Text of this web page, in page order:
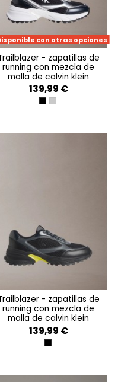
STUNNING O
con otras opciones
de
running con mezcla de
malla de calvin klein
139,99 €
BLACK/SILVER
SILVER/BLACK/
CHERR
de
running con mezcla de
malla de calvin klein
139,99 €
BLACK/COAL/